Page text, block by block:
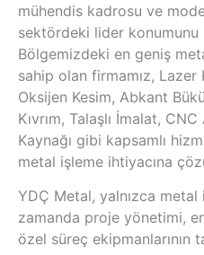
mühendis kadrosu ve
sektördeki lider konumunu
Bölgemizdeki en geniş
sahip olan firmamız, Lazer
Oksijen Kesim, Abkant
Kıvrım, Talaşlı İmalat,
Kaynağı gibi kapsamlı
metal işleme ihtiyacına
YDÇ Metal, yalnızca metal
zamanda proje yönetimi,
özel süreç ekipmanlarının